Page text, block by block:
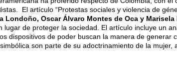
El artículo “Protestas sociales y violencia de
Londoño, Oscar Álvaro Montes de Oca y Marisela
de proteger la sociedad. El artículo incluye un
dispositivos de poder buscan la manera de generar
son parte de su adoctrinamiento de la